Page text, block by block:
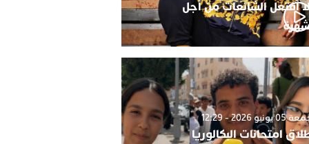
أفتعل الشائعات من أجل
يونيو 2026 - 12:29
امتحانات البكالوريا